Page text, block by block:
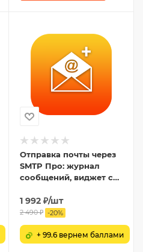
Отправка почты через
SMTP Про: журнал
сообщений, виджет с
DKIM-подпись
1 992 ₽/шт
2 490₽ -20%
+ 99.6 вернем баллами